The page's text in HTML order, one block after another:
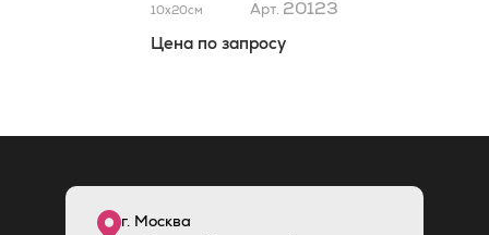
10x20см Арт. 20123
Цена по запросу
г. Москва